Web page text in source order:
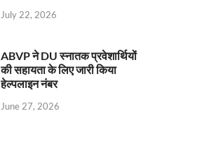
July 22, 2026
ABVP ने DU स्नातक प्रवेशार्थियों
की सहायता के लिए जारी किया
हेल्पलाइन नंबर
June 27, 2026